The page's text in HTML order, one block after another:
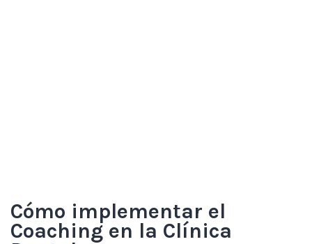
Cómo implementar el
Coaching en la Clínica